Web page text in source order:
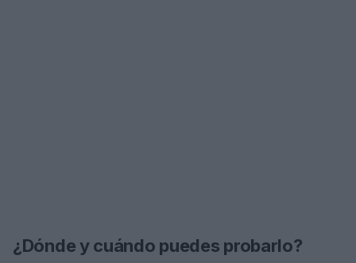
¿Dónde y cuándo puedes probarlo?